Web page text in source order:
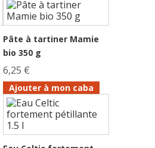
Pâte à tartiner Mamie
bio 350 g
6,25 €
Ajouter à mon caba